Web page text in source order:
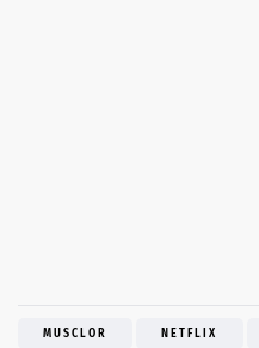
MUSCLOR NETFLIX